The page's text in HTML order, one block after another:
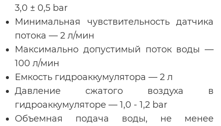
3,0 ± 0,5 bar
Минимальная чувствительность датчика
потока — 2 л/мин
Максимально допустимый поток воды —
100 л/мин
Емкость гидроаккумулятора — 2 л
Давление сжатого воздуха в
гидроаккумуляторе — 1,0 - 1,2 bar
Объемная подача воды, не менее